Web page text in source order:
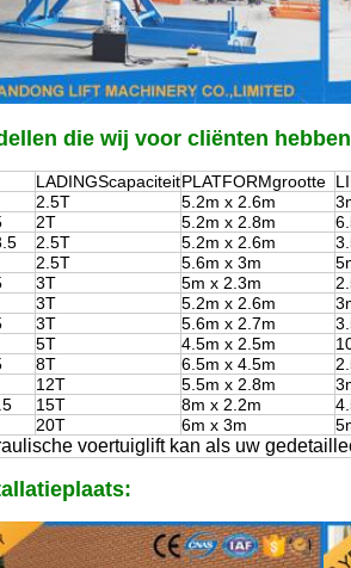
die wij voor cliënten
LADINGScapaciteitPLATFORMgrootte
2.5T 5.2m x 2.6m
2T 5.2m x 2.8m
2.5T 5.2m x 2.6m
2.5T 5.6m x 3m
3T 5m x 2.3m
3T 5.2m x 2.6m
3T 5.6m x 2.7m
5T 4.5m x 2.5m
8T 6.5m x 4.5m
12T 5.5m x 2.8m
15T 8m x 2.2m
20T 6m x 3m
voertuiglift kan als uw